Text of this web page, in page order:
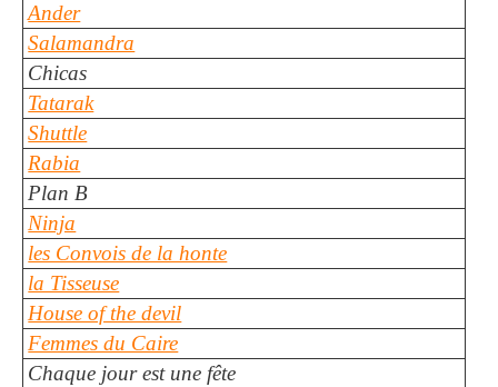
Ander
Salamandra
Chicas
Tatarak
Shuttle
Rabia
Plan B
Ninja
les Convois de la honte
la Tisseuse
House of the devil
Femmes du Caire
Chaque jour est une fête